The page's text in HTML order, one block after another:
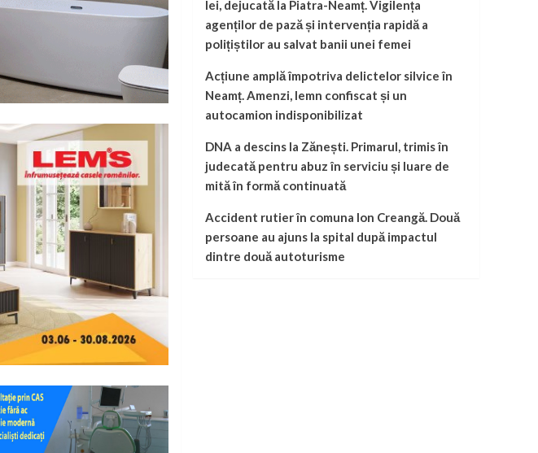
lei, dejucată la Piatra-Neamț. Vigilența
agenților de pază și intervenția rapidă a
polițiștilor au salvat banii unei femei
Acțiune amplă împotriva delictelor silvice în
Neamț. Amenzi, lemn confiscat și un
autocamion indisponibilizat
DNA a descins la Zănești. Primarul, trimis în
judecată pentru abuz în serviciu și luare de
mită în formă continuată
Accident rutier în comuna Ion Creangă. Două
persoane au ajuns la spital după impactul
dintre două autoturisme